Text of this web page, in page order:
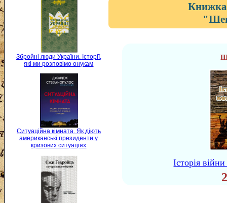
Збройні люди України. Історії,
які ми розповімо онукам
Ситуаційна кімната. Як діють
американські президенти у
кризових ситуаціях
Книжка
Історія